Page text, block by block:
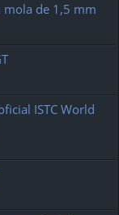
mola de 1,5 mm
ISTC World